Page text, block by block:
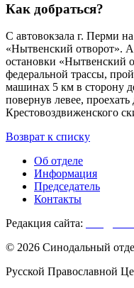
Как добраться?
С автовокзала г. Перми
«Нытвенский отворот».
остановки «Нытвенский
федеральной трассы,
машинах 5 км в сторону
повернув левее,
Крестовоздвиженского
Возврат к списку
Об отделе
Информация
Председатель
Контакты
Редакция сайта:
© 2026 Синодальный
Русской Православной